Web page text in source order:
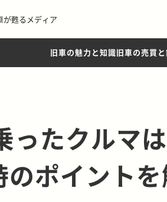
が甦るメディア
旧車の魅力と知識旧車の売買
ったクルマ
のポイント